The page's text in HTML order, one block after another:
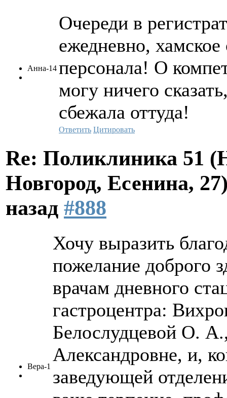
Анна-14
Очереди в
ежедневно,
персонала! О
могу ничего
сбежала оттуда!
Ответить Цитировать
Re: Поликлиника 51
Новгород, Есенина,
назад #888
Вера-1
Хочу выразить
пожелание доброго
врачам дневного
гастроцентра:
Белослудцевой О.
Александровне, и,
заведующей